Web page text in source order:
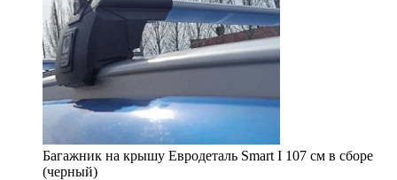
Багажник на крышу Евродеталь Smart I 107 см в сборе
(черный)